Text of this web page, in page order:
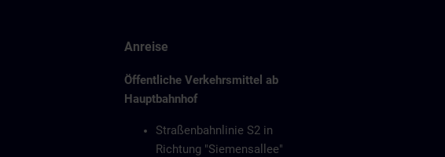
Anreise
Öffentliche Verkehrsmittel ab
Hauptbahnhof
Straßenbahnlinie S2 in
Richtung "Siemensallee"